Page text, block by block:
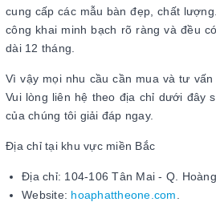
cung cấp các mẫu bàn đẹp, chất
công khai minh bạch rõ ràng và đều
dài 12 tháng.
Vì vậy mọi nhu cầu cần mua và tư vấn
Vui lòng liên hệ theo địa chỉ dưới đây
của chúng tôi giải đáp ngay.
Địa chỉ tại khu vực miền Bắc
Địa chỉ: 104-106 Tân Mai - Q.
Website: hoaphattheone.com